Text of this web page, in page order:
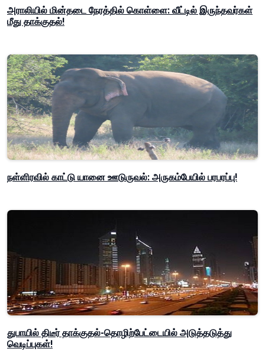
அராலியில் மின்தடை நேரத்தில் கொள்ளை: வீட்டில் இருந்தவர்கள்
மீது தாக்குதல்!
நள்ளிரவில் காட்டு யானை ஊடுருவல்: அருகம்பேயில் பரபரப்பு!
துபாயில் திடீர் தாக்குதல்-தொழிற்பேட்டையில் அடுத்தடுத்து
வெடிப்புகள்!